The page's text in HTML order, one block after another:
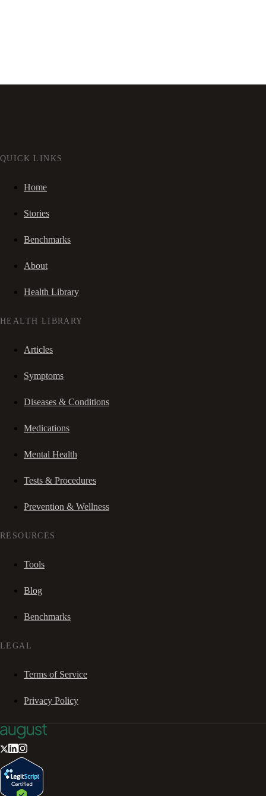
QUICK LINKS
Home
Stories
Benchmarks
About
Health Library
HEALTH LIBRARY
Articles
Symptoms
Diseases & Conditions
Medications
Mental Health
Tests & Procedures
Prevention & Wellness
RESOURCES
Tools
Blog
Benchmarks
LEGAL
Terms of Service
Privacy Policy